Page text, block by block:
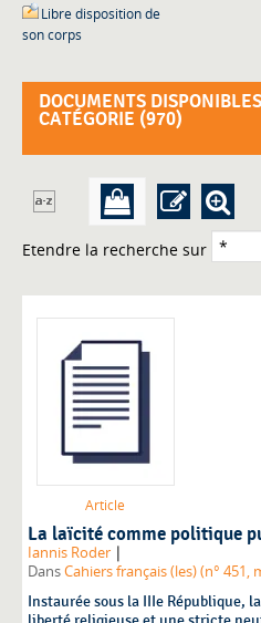
Libre disposition de
son corps
DOCUMENTS
CATÉGORIE (970)
Etendre la recherche sur
Article
La laïcité comme politique
Iannis Roder |
DansCahiers français (les) (n° 451,
Instaurée sous la IIIe République,